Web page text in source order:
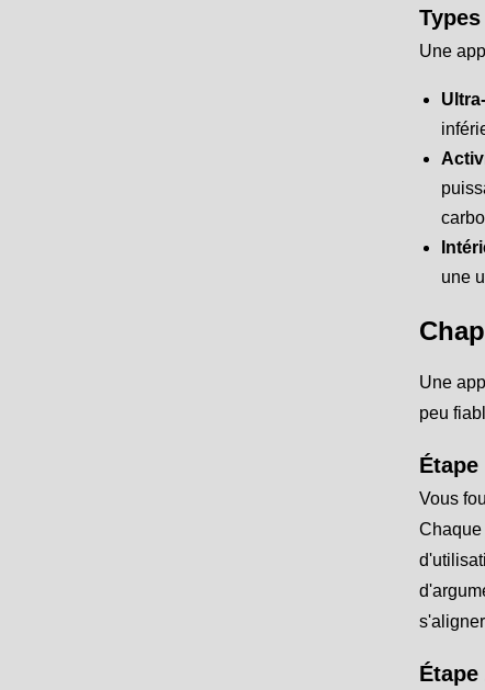
Une
une
Une
peu
Vous
Chaque